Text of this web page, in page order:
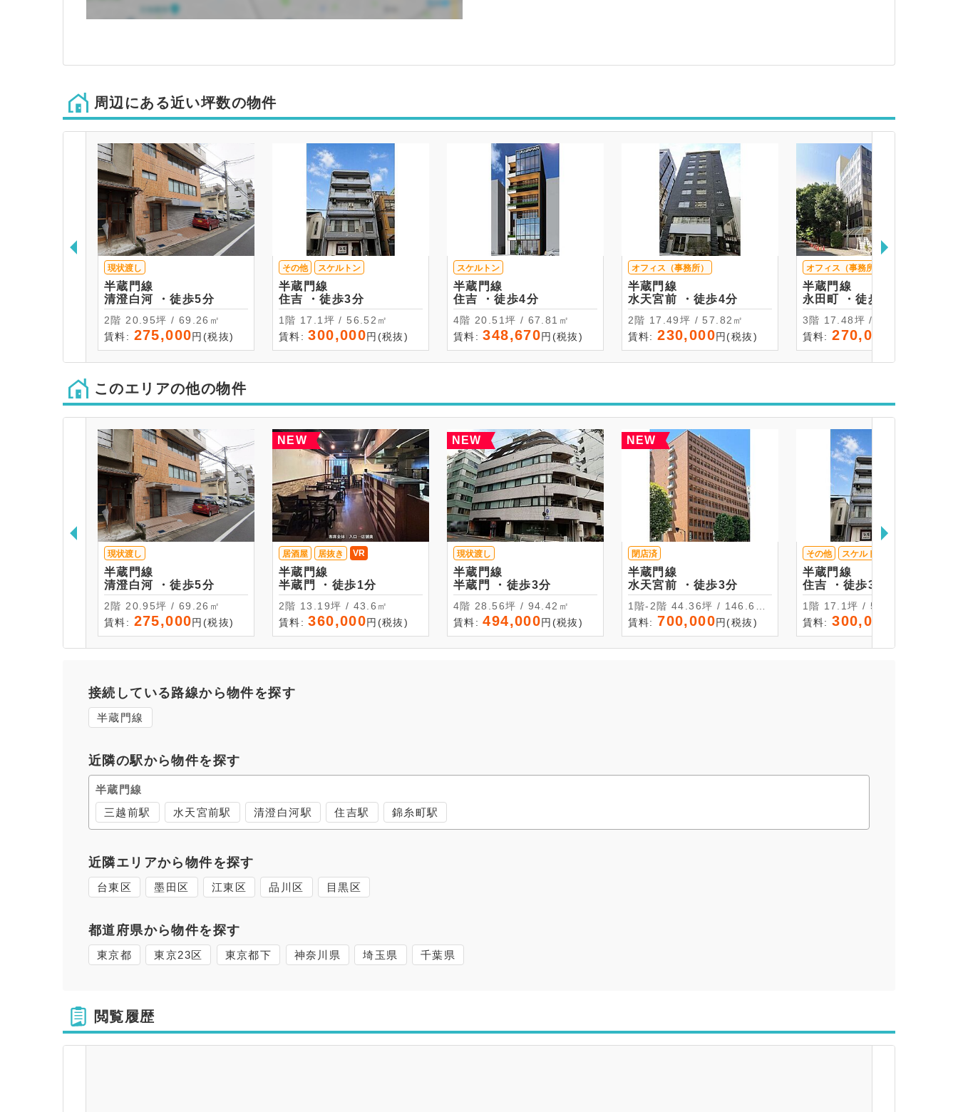
周辺にある近い坪数の物件
現状渡し
半蔵門線
清澄白河 ・徒歩5分
2階 20.95坪 / 69.26㎡
賃料: 275,000円(税抜)
その他 スケルトン
半蔵門線
住吉 ・徒歩3分
1階 17.1坪 / 56.52㎡
賃料:300,000円(税抜)
スケルトン
半蔵門線
住吉 ・徒歩4分
4階 20.51坪 / 67.81㎡
賃料:348,670円(税抜)
オフィス（事務所）
半蔵門線
水天宮前 ・徒歩4分
2階 17.49坪 / 57.82㎡
賃料:230,000円(税抜)
オフィス（事務所）
半蔵門線
永田町 ・徒歩5分
3階 17.48坪 / 57.8㎡
賃料:270,000
このエリアの他の物件
現状渡し
半蔵門線
清澄白河 ・徒歩5分
2階 20.95坪 / 69.26㎡
賃料: 275,000円(税抜)
NEW
居酒屋 居抜き VR
半蔵門線
半蔵門 ・徒歩1分
2階 13.19坪 / 43.6㎡
賃料:360,000円(税抜)
NEW
現状渡し
半蔵門線
半蔵門 ・徒歩3分
4階 28.56坪 / 94.42㎡
賃料:494,000円(税抜)
NEW
閉店済
半蔵門線
水天宮前 ・徒歩3分
1階-2階 44.36坪 / 146.66
㎡
賃料: 700,000円(税抜)
その他 スケルトン
半蔵門線
住吉 ・徒歩3分
1階 17.1坪 / 56.52㎡
賃料:300,000
接続している路線から物件を探す
半蔵門線
近隣の駅から物件を探す
半蔵門線
三越前駅 水天宮前駅 清澄白河駅 住吉駅 錦糸町駅
近隣エリアから物件を探す
台東区 墨田区 江東区 品川区 目黒区
都道府県から物件を探す
東京都 東京23区 東京都下 神奈川県 埼玉県 千葉県
閲覧履歴